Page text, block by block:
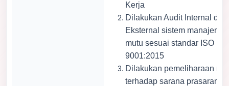
Kerja
Dilakukan Audit Internal dan
Eksternal sistem
mutu sesuai standar ISO
9001:2015
Dilakukan pemeliharaan
terhadap sarana prasarana